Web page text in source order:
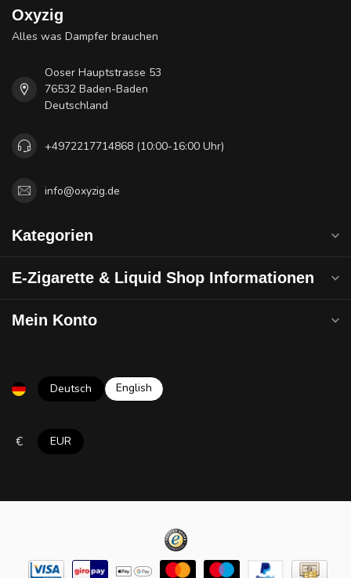
Oxyzig
Alles was Dampfer brauchen
Ooser Hauptstrasse 53
76532 Baden-Baden
Deutschland
+4972217714868 (10:00-16:00 Uhr)
info@oxyzig.de
Kategorien
E-Zigarette & Liquid Shop Informationen
Mein Konto
Deutsch English
€ EUR